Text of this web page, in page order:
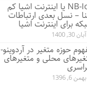
NB-IoT یا اینترنت اشیا کم
– نسل بعدی ارتباطات
برای اینترنت اشیا
آبان 30, 1400
حوزه متغیر در آردوینو-
محلی و متغیرهای
بهمن 6, 1396